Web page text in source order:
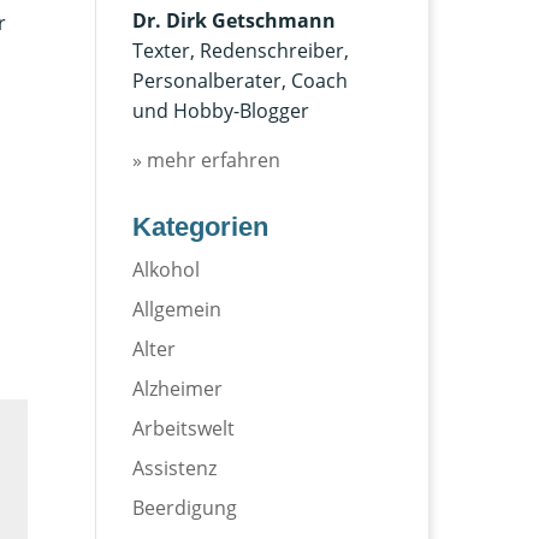
Dr. Dirk Getschmann
Texter, Redenschreiber,
Personalberater, Coach
und Hobby-Blogger
» mehr erfahren
Kategorien
Alkohol
Allgemein
Alter
Alzheimer
Arbeitswelt
Assistenz
Beerdigung